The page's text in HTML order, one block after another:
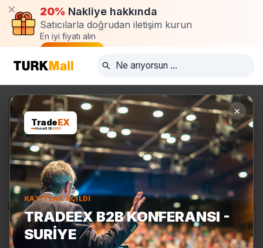
20% Nakliye hakkında
Satıcılarla doğrudan iletişim kurun
En iyi fiyatı alın
Talep oluştur
×
TradeEX
Global B2B EXPO
KAYITLAR AÇILDI
TRADEEX B2B KONFERANSI -
SURIYE
Ürünler Üreticiler Turkmall Fuarları